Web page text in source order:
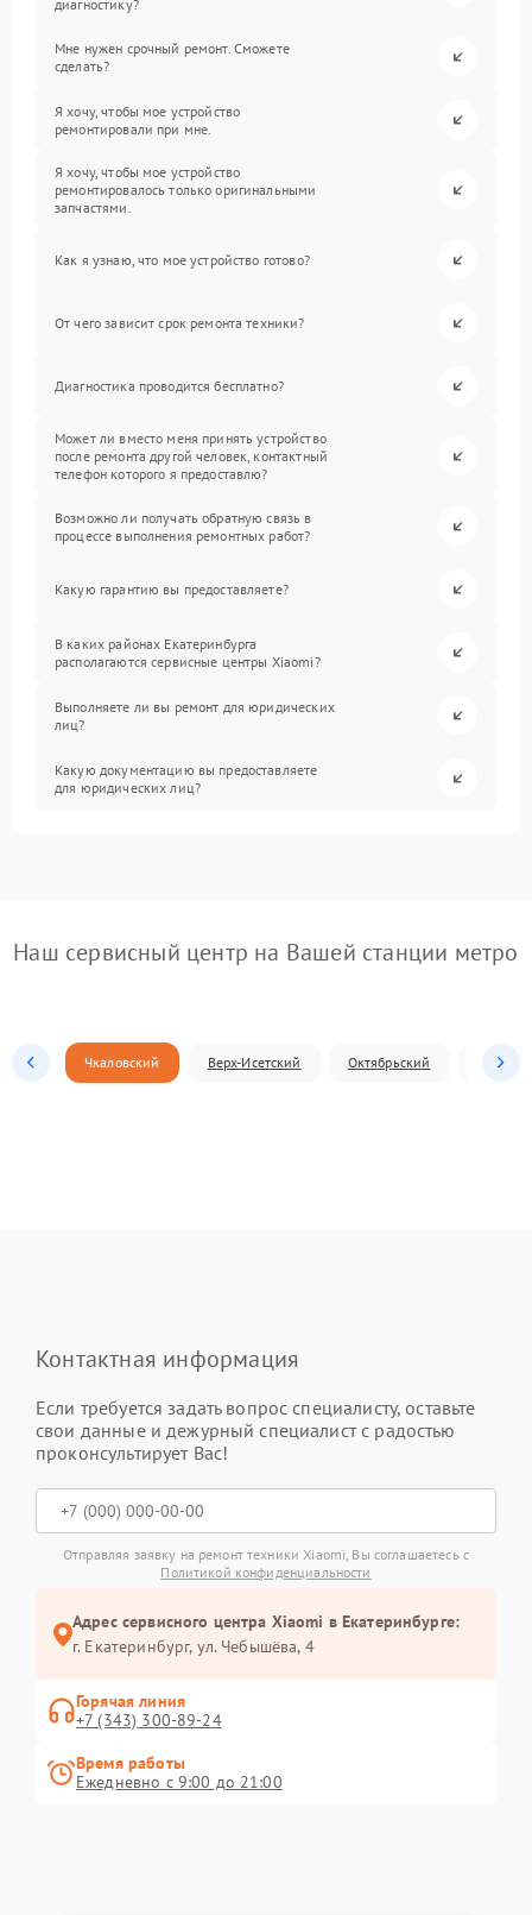
диагностику?
Мне нужен срочный ремонт. Сможете
сделать?
Я хочу, чтобы мое устройство
ремонтировали при мне.
Я хочу, чтобы мое устройство
ремонтировалось только оригинальными
запчастями.
Как я узнаю, что мое устройство готово?
От чего зависит срок ремонта техники?
Диагностика проводится бесплатно?
Может ли вместо меня принять устройство
после ремонта другой человек, контактный
телефон которого я предоставлю?
Возможно ли получать обратную связь в
процессе выполнения ремонтных работ?
Какую гарантию вы предоставляете?
В каких районах Екатеринбурга
располагаются сервисные центры Xiaomi?
Выполняете ли вы ремонт для юридических
лиц?
Какую документацию вы предоставляете
для юридических лиц?
Наш сервисный центр на Вашей станции метро
Чкаловский Верх-Исетский Октябрьский
Контактная информация
Если требуется задать вопрос специалисту, оставьте
свои данные и дежурный специалист с радостью
проконсультирует Вас!
Отправляя заявку на ремонт техники Xiaomi, Вы соглашаетесь с
Политикой конфиденциальности
Адрес сервисного центра Xiaomi в Екатеринбурге:
г. Екатеринбург, ул. Чебышёва, 4
Горячая линия
+7 (343) 300-89-24
Время работы
Ежедневно с 9:00 до 21:00